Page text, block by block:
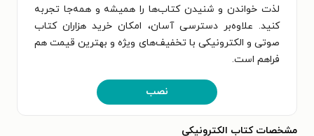
لذت خواندن و شنیدن کتاب‌ها را همیشه و همه‌جا تجربه
کنید. علاوه‌بر دسترسی آسان، امکان خرید هزاران کتاب
صوتی و الکترونیکی با تخفیف‌های ویژه و بهترین قیمت هم
فراهم است.
نصب
مشخصات کتاب الکترونیکی